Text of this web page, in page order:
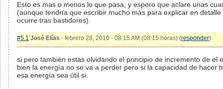
Esto es mas o menos lo que pasa, y espero que aclare unas
(aunque tendría que escribir mucho más para explicar en detalle
ocurre tras bastidores).
#5.1 José Elías - febrero 28, 2010 - 08:15 AM (08:15 horas) (responder)
si pero también estas olvidando el principio de incremento de el
bien la energía no se va a perder pero si la capacidad de hacer
esa energía sea útil si.